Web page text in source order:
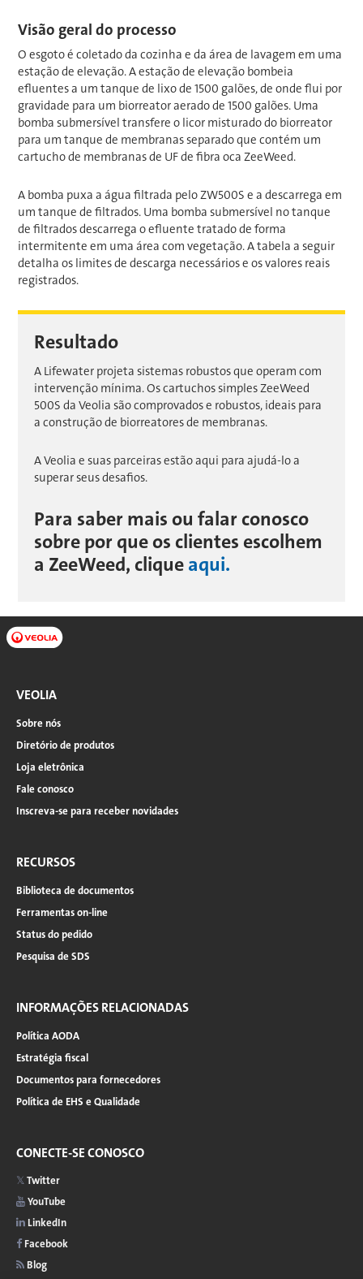
Visão geral do processo
O esgoto é coletado da cozinha e da área de lavagem em uma
estação de elevação. A estação de elevação bombeia
efluentes a um tanque de lixo de 1500 galões, de onde flui por
gravidade para um biorreator aerado de 1500 galões. Uma
bomba submersível transfere o licor misturado do biorreator
para um tanque de membranas separado que contém um
cartucho de membranas de UF de fibra oca ZeeWeed.
A bomba puxa a água filtrada pelo ZW500S e a descarrega em
um tanque de filtrados. Uma bomba submersível no tanque
de filtrados descarrega o efluente tratado de forma
intermitente em uma área com vegetação. A tabela a seguir
detalha os limites de descarga necessários e os valores reais
registrados.
Resultado
A Lifewater projeta sistemas robustos que operam com
intervenção mínima. Os cartuchos simples ZeeWeed
500S da Veolia são comprovados e robustos, ideais para
a construção de biorreatores de membranas.
A Veolia e suas parceiras estão aqui para ajudá-lo a
superar seus desafios.
Para saber mais ou falar conosco
sobre por que os clientes escolhem
a ZeeWeed, cliqueaqui.
VEOLIA
Sobre nós
Diretório de produtos
Loja eletrônica
Fale conosco
Inscreva-se para receber novidades
RECURSOS
Biblioteca de documentos
Ferramentas on-line
Status do pedido
Pesquisa de SDS
INFORMAÇÕES RELACIONADAS
Política AODA
Estratégia fiscal
Documentos para fornecedores
Política de EHS e Qualidade
CONECTE-SE CONOSCO
Twitter
YouTube
LinkedIn
Facebook
Blog